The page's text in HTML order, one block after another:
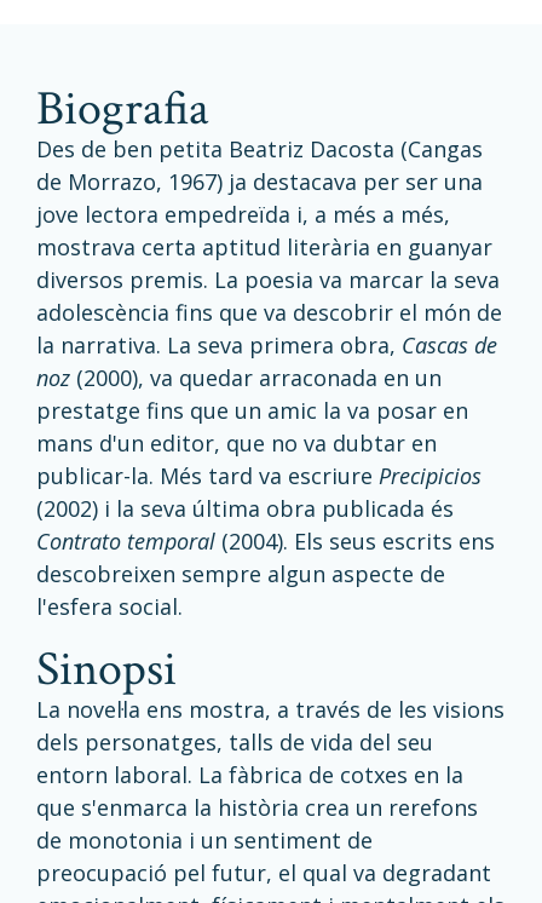
biografia
Des de ben petita Beatriz Dacosta (Cangas
de Morrazo, 1967) ja destacava per ser una
jove lectora empedreïda i, a més a més,
mostrava certa aptitud literària en guanyar
diversos premis. La poesia va marcar la seva
adolescència fins que va descobrir el món de
la narrativa. La seva primera obra, Cascas de
noz (2000), va quedar arraconada en un
prestatge fins que un amic la va posar en
mans d'un editor, que no va dubtar en
publicar-la. Més tard va escriure Precipicios
(2002) i la seva última obra publicada és
Contrato temporal (2004). Els seus escrits ens
descobreixen sempre algun aspecte de
l'esfera social.
sinopsi
La novel·la ens mostra, a través de les visions
dels personatges, talls de vida del seu
entorn laboral. La fàbrica de cotxes en la
que s'enmarca la història crea un rerefons
de monotonia i un sentiment de
preocupació pel futur, el qual va degradant